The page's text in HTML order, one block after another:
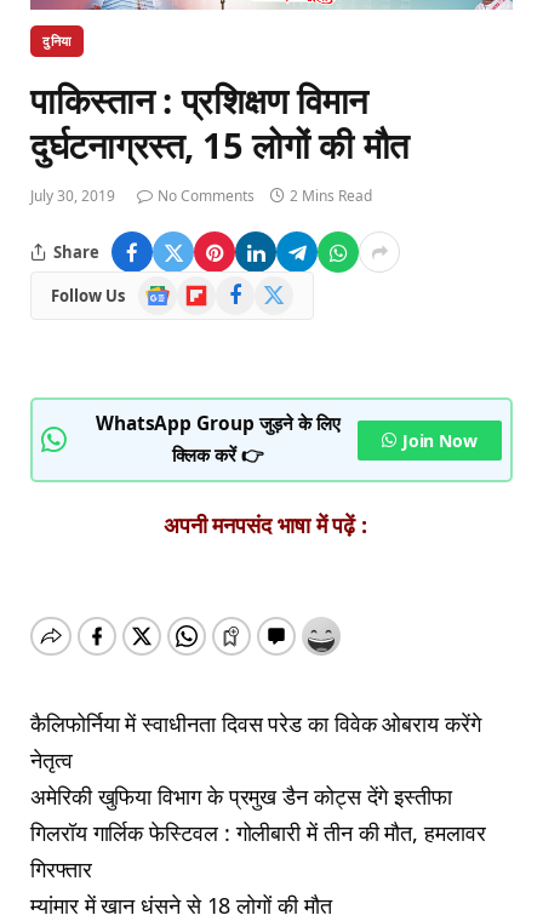
दुनिया
पाकिस्तान : प्रशिक्षण विमान
दुर्घटनाग्रस्त, 15 लोगों की मौत
July 30, 2019 No Comments 2 Mins Read
Share
Follow Us
Google
News
FlipboardFacebook
WhatsApp Group जुड़ने के लिए
क्लिक करें 👉
Join Now
अपनी मनपसंद भाषा में पढ़ें :
कैलिफोर्निया में स्वाधीनता दिवस परेड का विवेक ओबराय करेंगे
नेतृत्व
अमेरिकी खुफिया विभाग के प्रमुख डैन कोट्स देंगे इस्तीफा
गिलरॉय गार्लिक फेस्टिवल : गोलीबारी में तीन की मौत, हमलावर
गिरफ्तार
म्यांमार में खान धंसने से 18 लोगों की मौत